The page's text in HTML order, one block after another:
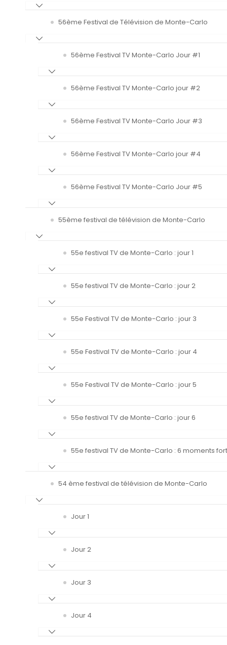
56ème Festival de Télévision de Monte-Carlo
56ème Festival TV Monte-Carlo Jour #1
56ème Festival TV Monte-Carlo jour #2
56ème Festival TV Monte-Carlo Jour #3
56ème Festival TV Monte-Carlo jour #4
56ème Festival TV Monte-Carlo Jour #5
55ème festival de télévision de Monte-Carlo
55e festival TV de Monte-Carlo : jour 1
55e festival TV de Monte-Carlo : jour 2
55e Festival TV de Monte-Carlo : jour 3
55e Festival TV de Monte-Carlo : jour 4
55e Festival TV de Monte-Carlo : jour 5
55e festival TV de Monte-Carlo : jour 6
55e festival TV de Monte-Carlo : 6 moments
54 ème festival de télévision de Monte-Carlo
Jour 1
Jour 2
Jour 3
Jour 4